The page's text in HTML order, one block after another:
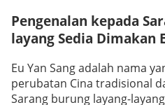
Pengenalan kepada
layang Sedia Dimakan
Eu Yan Sang adalah nama
perubatan Cina tradisional
Sarang burung layang-